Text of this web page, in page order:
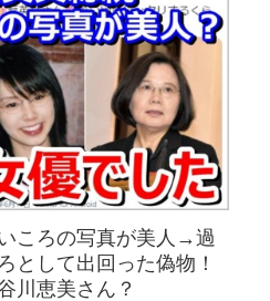
ころの写真が美人→過
として出回った偽物！
川恵美さん？